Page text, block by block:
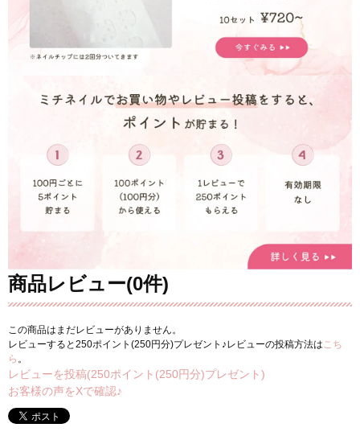
商品レビュー(0件)
この商品はまだレビューがありません。
レビューすると250ポイント(250円分)プレゼント♪レビューの投稿方法は こち
ら 。
レビューを投稿(250ポイント(250円分)プレゼント)
お客様の声をXで確認♪